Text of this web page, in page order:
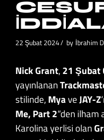
22 Şubat 2024 by İbrahim
Nick Grant, 21 Şubat
yayınlanan
stilinde, MyaveJAY-Z
Me, Part 2“den ilham
Karolina yerlisi olan